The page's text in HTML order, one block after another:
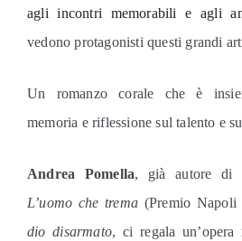
agli incontri memorabili e agli
vedono protagonisti questi grandi
Un romanzo corale che è
memoria e riflessione sul talento e
Andrea Pomella, già autore di
L’uomo che trema (Premio Napoli
dio disarmato, ci regala un’opera